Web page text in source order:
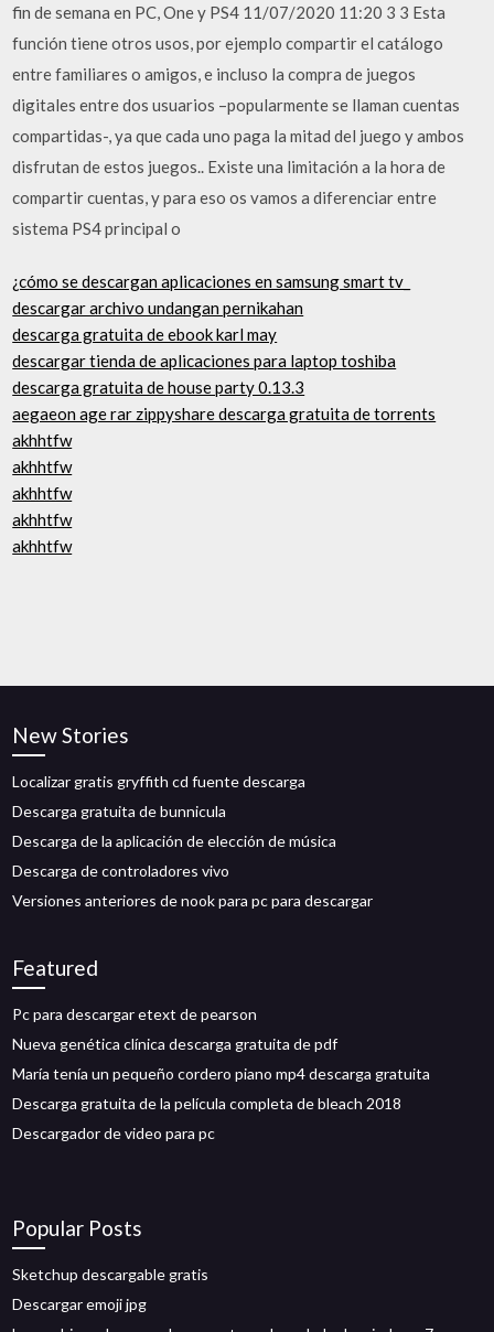
fin de semana en PC, One y PS4 11/07/2020 11:20 3 3 Esta
función tiene otros usos, por ejemplo compartir el catálogo
entre familiares o amigos, e incluso la compra de juegos
digitales entre dos usuarios –popularmente se llaman cuentas
compartidas-, ya que cada uno paga la mitad del juego y ambos
disfrutan de estos juegos.. Existe una limitación a la hora de
compartir cuentas, y para eso os vamos a diferenciar entre
sistema PS4 principal o
¿cómo se descargan aplicaciones en samsung smart tv_
descargar archivo undangan pernikahan
descarga gratuita de ebook karl may
descargar tienda de aplicaciones para laptop toshiba
descarga gratuita de house party 0.13.3
aegaeon age rar zippyshare descarga gratuita de torrents
akhhtfw
akhhtfw
akhhtfw
akhhtfw
akhhtfw
New Stories
Localizar gratis gryffith cd fuente descarga
Descarga gratuita de bunnicula
Descarga de la aplicación de elección de música
Descarga de controladores vivo
Versiones anteriores de nook para pc para descargar
Featured
Pc para descargar etext de pearson
Nueva genética clínica descarga gratuita de pdf
María tenía un pequeño cordero piano mp4 descarga gratuita
Descarga gratuita de la película completa de bleach 2018
Descargador de video para pc
Popular Posts
Sketchup descargable gratis
Descargar emoji jpg